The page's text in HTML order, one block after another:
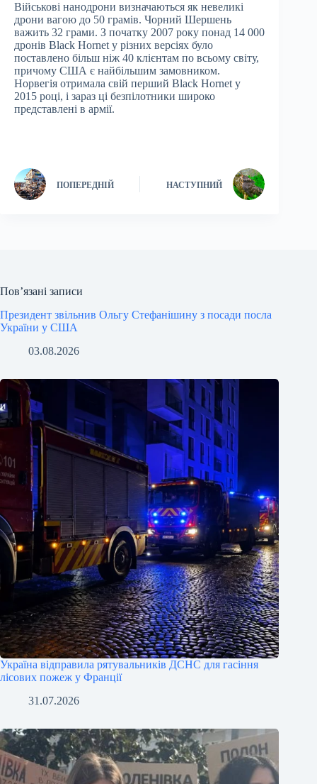
Військові нанодрони визначаються як невеликі
дрони вагою до 50 грамів. Чорний Шершень
важить 32 грами. З початку 2007 року понад 14 000
дронів Black Hornet у різних версіях було
поставлено більш ніж 40 клієнтам по всьому світу,
причому США є найбільшим замовником.
Норвегія отримала свій перший Black Hornet у
2015 році, і зараз ці безпілотники широко
представлені в армії.
ПОПЕРЕДНІЙ НАСТУПНИЙ
Пов’язані записи
Президент звільнив Ольгу Стефанішину з посади посла
України у США
03.08.2026
Україна відправила рятувальників ДСНС для гасіння
лісових пожеж у Франції
31.07.2026